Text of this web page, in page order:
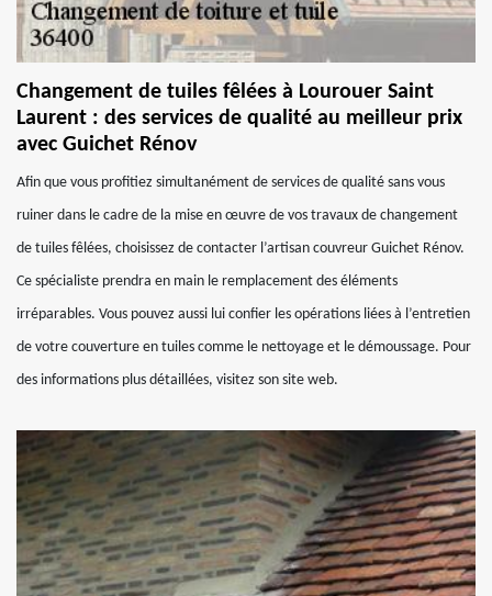
Changement de tuiles fêlées à Lourouer Saint
Laurent : des services de qualité au meilleur prix
avec Guichet Rénov
Afin que vous profitiez simultanément de services de qualité sans vous
ruiner dans le cadre de la mise en œuvre de vos travaux de changement
de tuiles fêlées, choisissez de contacter l’artisan couvreur Guichet Rénov.
Ce spécialiste prendra en main le remplacement des éléments
irréparables. Vous pouvez aussi lui confier les opérations liées à l’entretien
de votre couverture en tuiles comme le nettoyage et le démoussage. Pour
des informations plus détaillées, visitez son site web.